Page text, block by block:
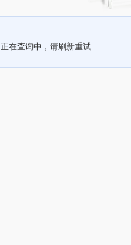
正在查询中，请刷新重试